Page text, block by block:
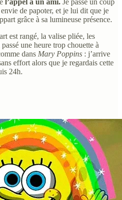
l’appel à un ami. Je passe un coup
de papoter, et je lui dit que je
grâce à sa lumineuse présence.
est rangé, la valise pliée, les
une heure trop chouette à
dans Mary Poppins : j’arrive
effort alors que je regardais cette
24h.